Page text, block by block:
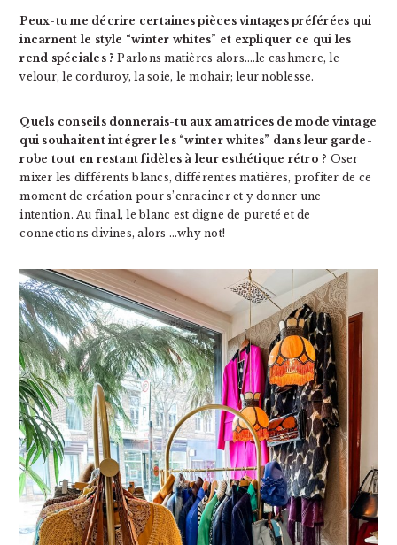
Peux-tu me décrire certaines pièces vintages préférées qui
incarnent le style “winter whites” et expliquer ce qui les
rend spéciales ? Parlons matières alors….le cashmere, le
velour, le corduroy, la soie, le mohair; leur noblesse.
Quels conseils donnerais-tu aux amatrices de mode vintage
qui souhaitent intégrer les “winter whites” dans leur garde-
robe tout en restant fidèles à leur esthétique rétro ? Oser
mixer les différents blancs, différentes matières, profiter de ce
moment de création pour s’enraciner et y donner une
intention. Au final, le blanc est digne de pureté et de
connections divines, alors …why not!